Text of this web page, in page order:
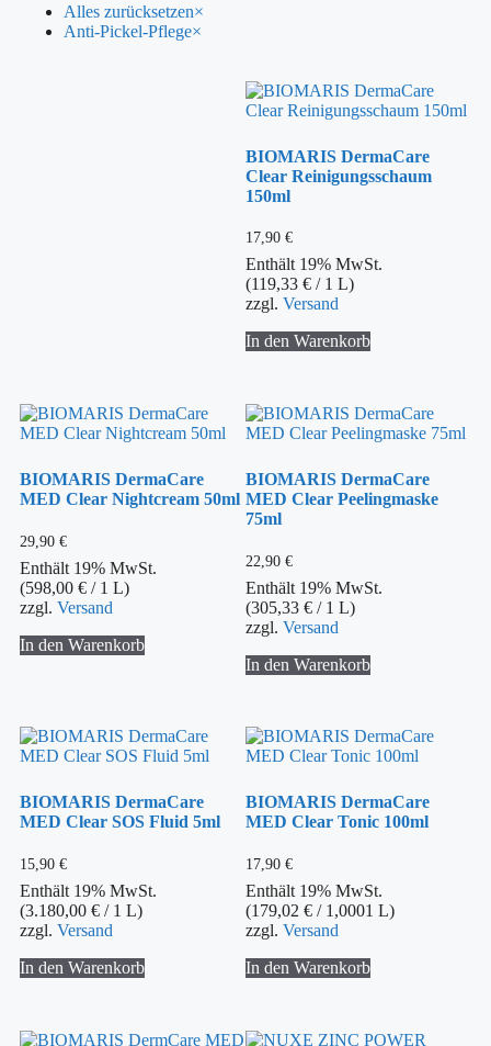
Alles zurücksetzen×
Anti-Pickel-Pflege×
BIOMARIS DermaCare
Clear Reinigungsschaum
150ml
17,90 €
Enthält 19% MwSt.
(119,33 € / 1 L)
zzgl. Versand
In den Warenkorb
BIOMARIS DermaCare
MED Clear Nightcream 50ml
29,90 €
Enthält 19% MwSt.
(598,00 € / 1 L)
zzgl. Versand
In den Warenkorb
BIOMARIS DermaCare
MED Clear Peelingmaske
75ml
22,90 €
Enthält 19% MwSt.
(305,33 € / 1 L)
zzgl. Versand
In den Warenkorb
BIOMARIS DermaCare
MED Clear SOS Fluid 5ml
15,90 €
Enthält 19% MwSt.
(3.180,00 € / 1 L)
zzgl. Versand
In den Warenkorb
BIOMARIS DermaCare
MED Clear Tonic 100ml
17,90 €
Enthält 19% MwSt.
(179,02 € / 1,0001 L)
zzgl. Versand
In den Warenkorb